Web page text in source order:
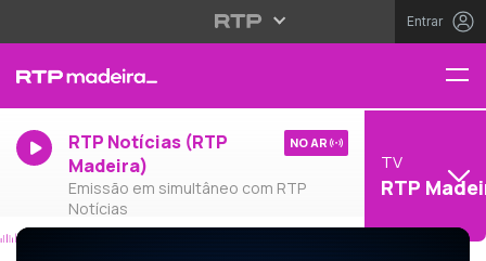
Entrar
RTP Notícias (RTP
Madeira)
Emissão em simultâneo com RTP
Notícias
NO AR
TV
RTP